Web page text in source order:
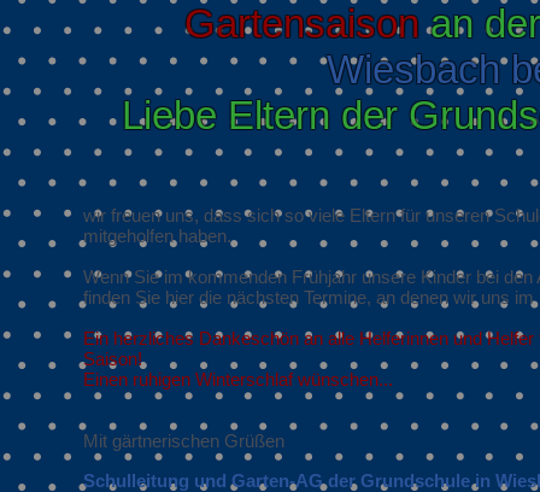
Gartensaisonan
Wiesbach
Liebe Eltern der
wir freuen uns, dass sich so viele Eltern für unseren
mitgeholfen haben.
Wenn Sie im kommenden Frühjahr unsere Kinder bei
finden Sie hier die nächsten Termine, an denen wir uns
Ein herzliches Dankeschön an alle Helferinnen und
Saison!
Einen ruhigen Winterschlaf wünschen...
Mit gärtnerischen Grüßen
Schulleitung und Garten-AG der Grundschule in